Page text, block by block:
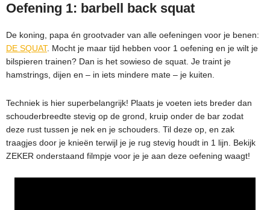
Oefening 1: barbell back squat
De koning, papa én grootvader van alle oefeningen voor je benen:
DE SQUAT. Mocht je maar tijd hebben voor 1 oefening en je wilt je
bilspieren trainen? Dan is het sowieso de squat. Je traint je
hamstrings, dijen en – in iets mindere mate – je kuiten.
Techniek is hier superbelangrijk! Plaats je voeten iets breder dan
schouderbreedte stevig op de grond, kruip onder de bar zodat
deze rust tussen je nek en je schouders. Til deze op, en zak
traagjes door je knieën terwijl je je rug stevig houdt in 1 lijn. Bekijk
ZEKER onderstaand filmpje voor je je aan deze oefening waagt!